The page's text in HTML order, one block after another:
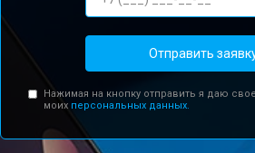
Отправить
Нажимая на кнопку отправить я даю
моих персональных данных.